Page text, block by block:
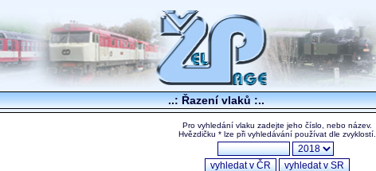
..: Řazení vlaků :..
Pro vyhledání vlaku zadejte jeho číslo, nebo název.
Hvězdičku * lze při vyhledávání používat dle zvyklostí.